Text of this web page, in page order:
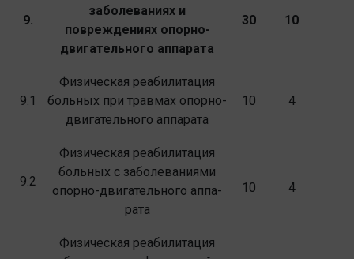
9.
заболеваниях и
повреждениях опорно-
двигательного аппарата
30 10
9.1
Физическая реабилитация
больных при травмах опорно-
двигательного аппарата
10 4
9.2
Физическая реабилитация
больных с за­болеваниями
опорно-двигательного аппа­
рата
10 4
Физическая реабилитация